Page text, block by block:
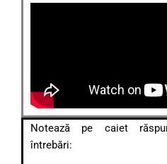
Notează pe caiet
întrebări: